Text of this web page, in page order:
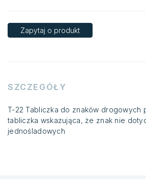
Zapytaj o produkt
SZCZEGÓŁY
T-22 Tabliczka do znaków drogowych
tabliczka wskazująca, że znak nie
jednośladowych